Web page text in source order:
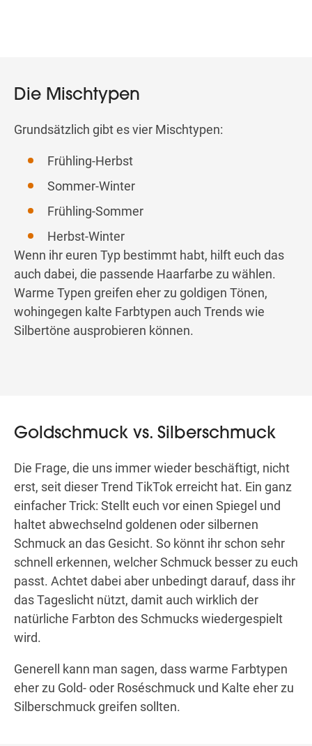
Die Mischtypen
Grundsätzlich gibt es vier Mischtypen:
Frühling-Herbst
Sommer-Winter
Frühling-Sommer
Herbst-Winter
Wenn ihr euren Typ bestimmt habt, hilft euch das
auch dabei, die passende Haarfarbe zu wählen.
Warme Typen greifen eher zu goldigen Tönen,
wohingegen kalte Farbtypen auch Trends wie
Silbertöne ausprobieren können.
Goldschmuck vs. Silberschmuck
Die Frage, die uns immer wieder beschäftigt, nicht
erst, seit dieser Trend TikTok erreicht hat. Ein ganz
einfacher Trick: Stellt euch vor einen Spiegel und
haltet abwechselnd goldenen oder silbernen
Schmuck an das Gesicht. So könnt ihr schon sehr
schnell erkennen, welcher Schmuck besser zu euch
passt. Achtet dabei aber unbedingt darauf, dass ihr
das Tageslicht nützt, damit auch wirklich der
natürliche Farbton des Schmucks wiedergespielt
wird.
Generell kann man sagen, dass warme Farbtypen
eher zu Gold- oder Roséschmuck und Kalte eher zu
Silberschmuck greifen sollten.